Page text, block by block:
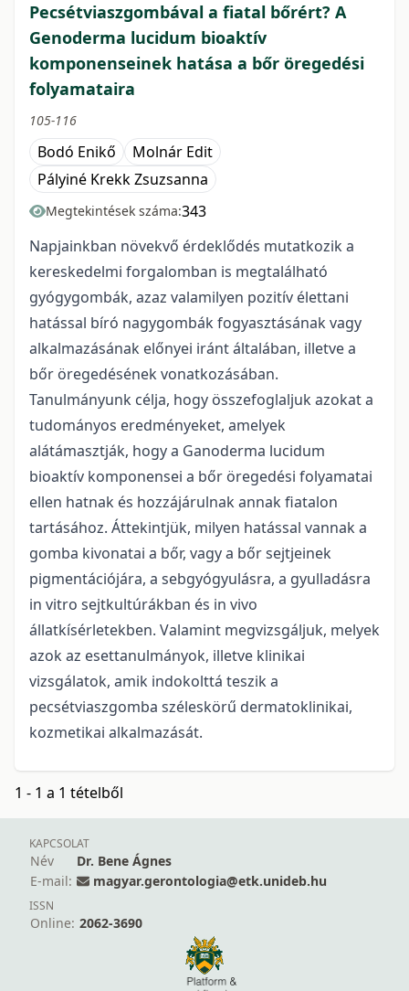
Pecsétviaszgombával a fiatal bőrért? A
Genoderma lucidum bioaktív
komponenseinek hatása a bőr öregedési
folyamataira
105-116
Bodó Enikő
Molnár Edit
Pályiné Krekk Zsuzsanna
Megtekintések száma:343
Napjainkban növekvő érdeklődés mutatkozik a
kereskedelmi forgalomban is megtalálható
gyógygombák, azaz valamilyen pozitív élettani
hatással bíró nagygombák fogyasztásának vagy
alkalmazásának előnyei iránt általában, illetve a
bőr öregedésének vonatkozásában.
Tanulmányunk célja, hogy összefoglaljuk azokat a
tudományos eredményeket, amelyek
alátámasztják, hogy a Ganoderma lucidum
bioaktív komponensei a bőr öregedési folyamatai
ellen hatnak és hozzájárulnak annak fiatalon
tartásához. Áttekintjük, milyen hatással vannak a
gomba kivonatai a bőr, vagy a bőr sejtjeinek
pigmentációjára, a sebgyógyulásra, a gyulladásra
in vitro sejtkultúrákban és in vivo
állatkísérletekben. Valamint megvizsgáljuk, melyek
azok az esettanulmányok, illetve klinikai
vizsgálatok, amik indokolttá teszik a
pecsétviaszgomba széleskörű dermatoklinikai,
kozmetikai alkalmazását.
1 - 1 a 1 tételből
KAPCSOLAT
Név
Dr. Bene Ágnes
E-mail:
magyar.gerontologia@etk.unideb.hu
ISSN
Online: 2062-3690